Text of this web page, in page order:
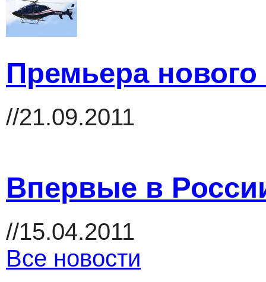
Премьера нового
//21.09.2011
Впервые в
//15.04.2011
Все новости